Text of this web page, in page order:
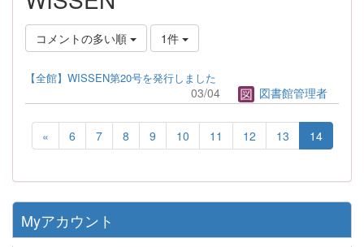
コメントの多い順 1件
【全館】WISSEN第20号を発行しました
03/04 図書館管理者
« 6 7 8 9 10 11 12 13 14
Myアカウント